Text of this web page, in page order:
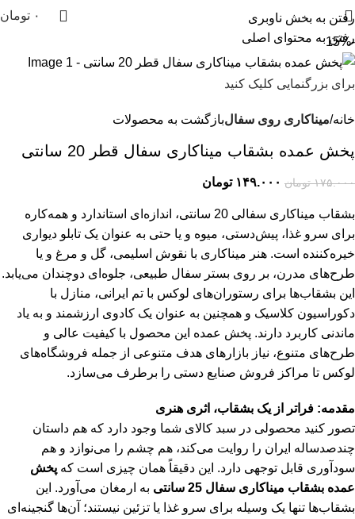
رفتن به بخش ناوبری
رفتن به محتوای اصلی
۰ تومان
-15%
برای بزرگنمایی کلیک کنید
خانه میناکاری روی سفالبازگشت به محصولات
پخش عمده بشقاب میناکاری سفال قطر 20 سانتی
۱۷۵.۰۰۰ تومان ۱۴۹.۰۰۰ تومان
بشقاب میناکاری سفالی 20 سانتی، اندازه‌ای استاندارد و همه‌کاره
برای سرو غذا، پیش‌دستی، میوه و یا حتی به عنوان یک تابلو دیواری
خیره‌کننده است. هنر میناکاری با نقوش اسلیمی، گل و مرغ و یا
طرح‌های مدرن، بر روی بستر سفال طبیعی، جلوه‌ای دوچندان می‌یابد.
این بشقاب‌ها برای رستوران‌های لوکس با تم ایرانی، منازل با
دکوراسیون کلاسیک و همچنین به عنوان یک کادوی ارزشمند و به یاد
ماندنی کاربرد دارند. پخش عمده این محصول با کیفیت عالی و
طرح‌های متنوع، نیاز بازارهای هدف متنوعی از جمله فروشگاه‌های
لوکس تا مراکز فروش صنایع دستی را برطرف می‌سازد.
مقدمه: فراتر از یک بشقاب، اثری هنری
تصور کنید محصولی در سبد کالای شما وجود دارد که هم داستان
چندصدساله ایران را روایت می‌کند، هم چشم را می‌نوازد و هم
سودآوری قابل توجهی دارد. این دقیقاً همان چیزی است که پخش
عمده بشقاب میناکاری سفال 25 سانتی
به ارمغان می‌آورد. این
بشقاب‌ها تنها یک وسیله برای سرو غذا یا تزئین نیستند؛ آن‌ها گنجینه‌ای